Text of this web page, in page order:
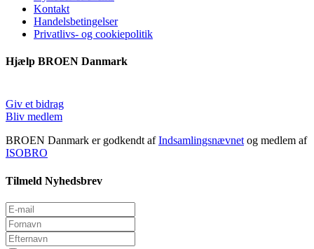
Kontakt
Handelsbetingelser
Privatlivs- og cookiepolitik
Hjælp BROEN Danmark
Giv et bidrag
Bliv medlem
BROEN Danmark er godkendt afIndsamlingsnævnetog medlem af
ISOBRO
Tilmeld Nyhedsbrev